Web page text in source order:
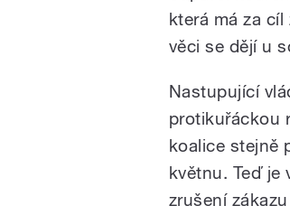
která má za
věci se dějí u
Nastupující
protikuřáckou
koalice stejně
květnu. Teď je
zrušení